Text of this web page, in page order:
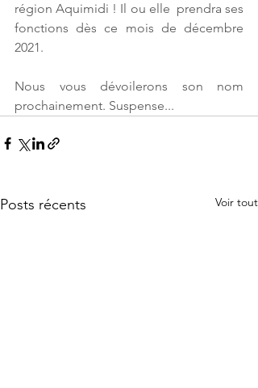
région Aquimidi ! Il ou elle  prendra ses
fonctions dès ce mois de décembre
2021.
Nous vous dévoilerons son nom
prochainement. Suspense...
Posts récents Voir tout